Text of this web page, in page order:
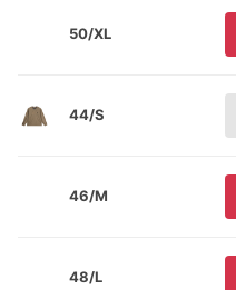
50/XL
44/S
46/M
48/L